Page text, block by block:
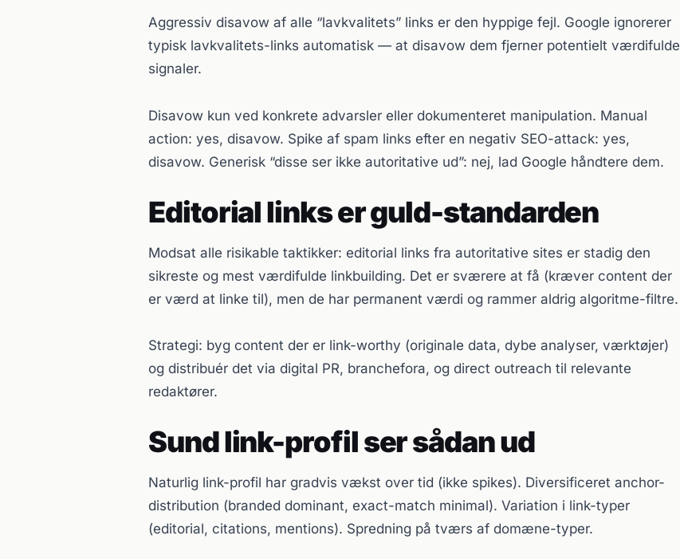
Aggressiv disavow af alle “lavkvalitets” links er den hyppige fejl. Google ignorerer
typisk lavkvalitets-links automatisk — at disavow dem fjerner potentielt værdifulde
signaler.
Disavow kun ved konkrete advarsler eller dokumenteret manipulation. Manual
action: yes, disavow. Spike af spam links efter en negativ SEO-attack: yes,
disavow. Generisk “disse ser ikke autoritative ud”: nej, lad Google håndtere dem.
Editorial links er guld-standarden
Modsat alle risikable taktikker: editorial links fra autoritative sites er stadig den
sikreste og mest værdifulde linkbuilding. Det er sværere at få (kræver content der
er værd at linke til), men de har permanent værdi og rammer aldrig algoritme-filtre.
Strategi: byg content der er link-worthy (originale data, dybe analyser, værktøjer)
og distribuér det via digital PR, branchefora, og direct outreach til relevante
redaktører.
Sund link-profil ser sådan ud
Naturlig link-profil har gradvis vækst over tid (ikke spikes). Diversificeret anchor-
distribution (branded dominant, exact-match minimal). Variation i link-typer
(editorial, citations, mentions). Spredning på tværs af domæne-typer.